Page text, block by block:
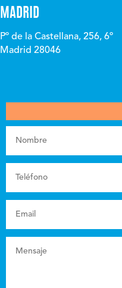
MADRID
Pº de la Castellana, 256, 6º
Madrid 28046